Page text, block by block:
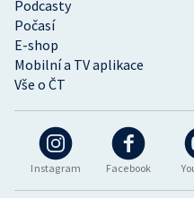
Instagram Facebook
Podcasty
Počasí
E-shop
Mobilní a TV aplikace
Vše o ČT